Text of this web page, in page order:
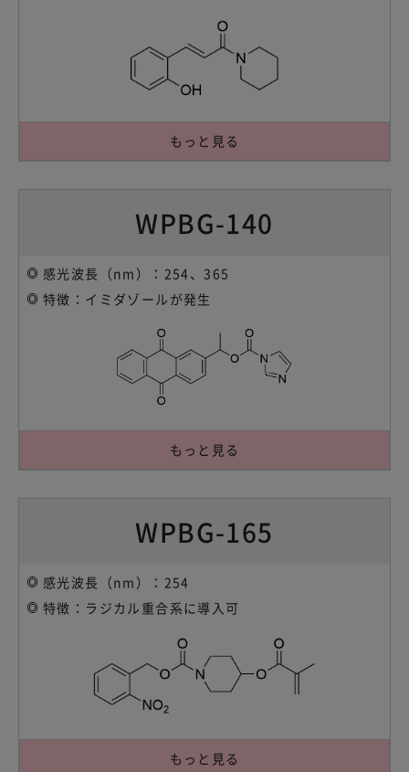
もっと見る
WPBG-140
感光波長（nm）：254、365
特徴：イミダゾールが発生
もっと見る
WPBG-165
感光波長（nm）：254
特徴：ラジカル重合系に導入可
もっと見る